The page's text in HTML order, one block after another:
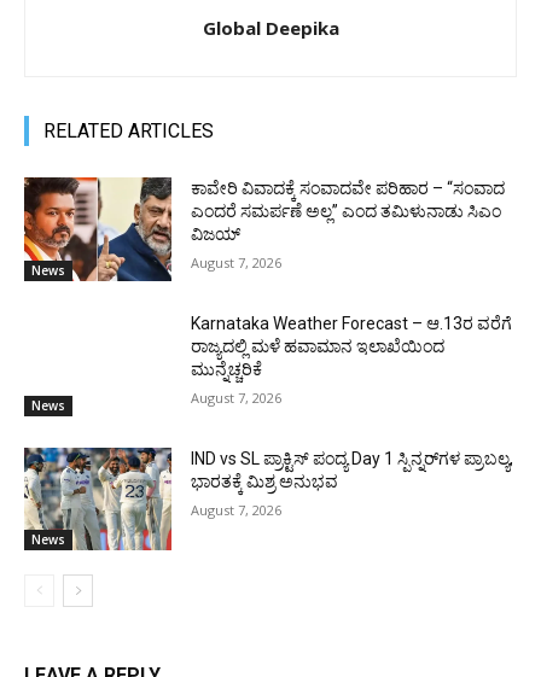
Global Deepika
RELATED ARTICLES
News
ಕಾವೇರಿ ವಿವಾದಕ್ಕೆ ಸಂವಾದವೇ ಪರಿಹಾರ – “ಸಂವಾದ
ಎಂದರೆ ಸಮರ್ಪಣೆ ಅಲ್ಲ” ಎಂದ ತಮಿಳುನಾಡು ಸಿಎಂ
ವಿಜಯ್
August 7, 2026
News
Karnataka Weather Forecast – ಆ.13ರ ವರೆಗೆ
ರಾಜ್ಯದಲ್ಲಿ ಮಳೆ ಹವಾಮಾನ ಇಲಾಖೆಯಿಂದ
ಮುನ್ನೆಚ್ಚರಿಕೆ
August 7, 2026
News
IND vs SL ಪ್ರಾಕ್ಟಿಸ್ ಪಂದ್ಯ Day 1 ಸ್ಪಿನ್ನರ್‌ಗಳ ಪ್ರಾಬಲ್ಯ,
ಭಾರತಕ್ಕೆ ಮಿಶ್ರ ಅನುಭವ
August 7, 2026